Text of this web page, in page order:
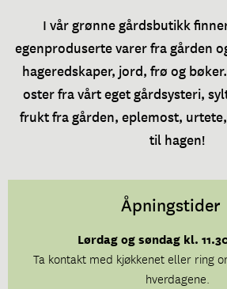
I vår grønne gårdsbutikk
egenproduserte varer fra gården
hageredskaper, jord, frø og
oster fra vårt eget gårdsysteri,
frukt fra gården, eplemost,
til hagen!
Åpningstider
Lørdag og søndag kl.
Ta kontakt med kjøkkenet eller ring
hverdagene.